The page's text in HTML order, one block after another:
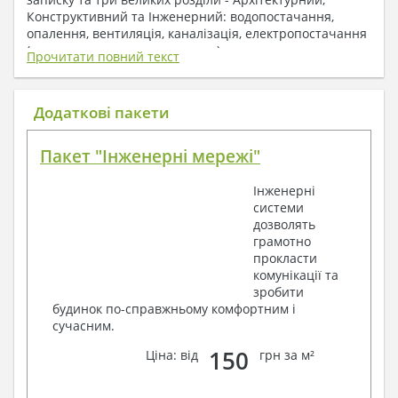
Конструктивний та Інженерний: водопостачання,
опалення, вентиляція, каналізація, електропостачання
( купується за додаткову плату ).
1. До складу Архітектурного розділу
входять:
План покрівлі
Фасади з даними зовнішніх оздоблень
Елементи прорізів – специфікація
Дані перемичок – перетин та специфікація
Обсяги основних будівельних матеріалів
Архітектурні вузли в конструкціях
2. До складу Конструктивного розділу
входять:
Загальні дані по проекту
Прочитати повний текст
Додаткові пакети
Пакет "Інженерні мережі"
Інженерні
системи
дозволять
грамотно
прокласти
комунікації та
зробити
будинок по-справжньому комфортним і
сучасним.
Ціна: від
150 грн за м²